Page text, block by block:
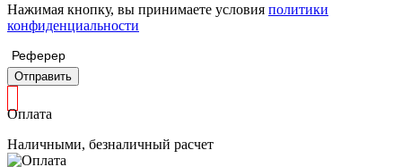
Нажимая кнопку, вы принимаете условия политики
конфиденциальности
Реферер
Отправить
Оплата
Наличными, безналичный расчет